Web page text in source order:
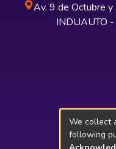
Av. 9 de Octubre y
INDUAUTO
We collect
following